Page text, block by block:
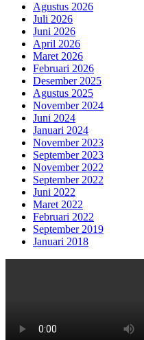
Agustus 2026
Juli 2026
Juni 2026
April 2026
Maret 2026
Februari 2026
Desember 2025
Agustus 2025
November 2024
Juni 2024
Januari 2024
November 2023
September 2023
November 2022
September 2022
Juni 2022
Maret 2022
Februari 2022
September 2019
Januari 2018